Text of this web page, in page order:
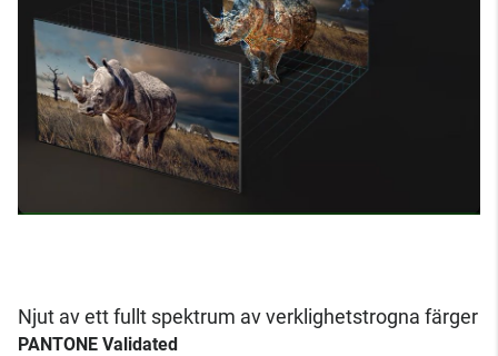
Njut av ett fullt spektrum av verklighetstrogna färger
PANTONE Validated